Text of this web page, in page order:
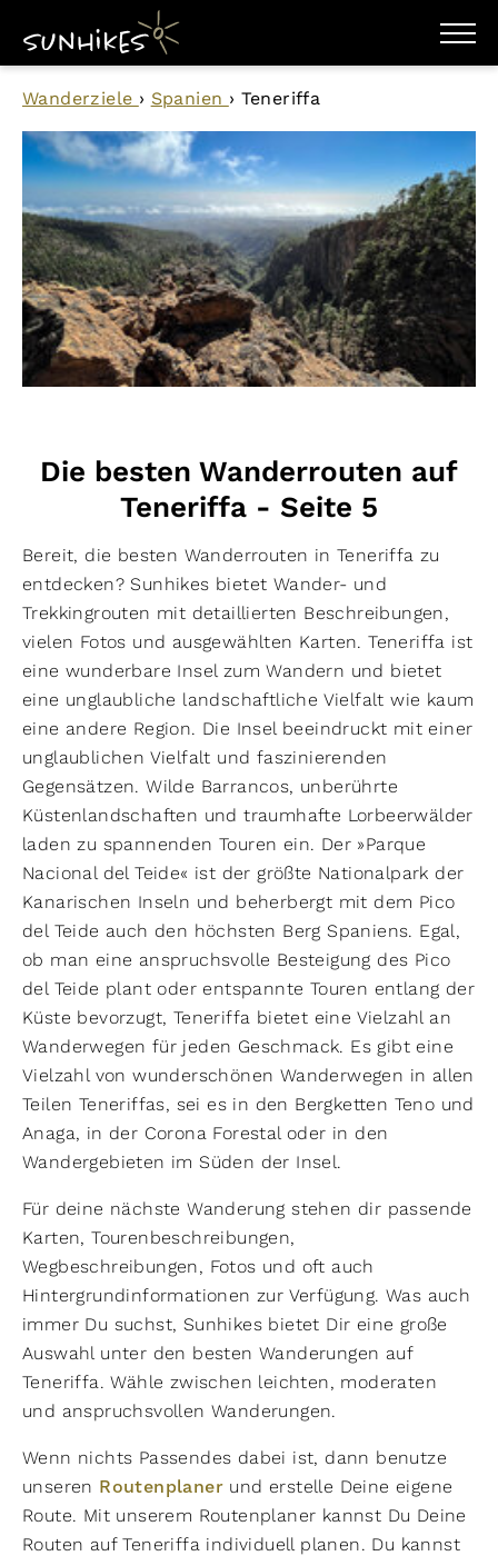
WANDERZIELE
WANDERUNGEN
ENTDECKEN
MAGAZIN
TRAILBOX
PLANER
Wanderziele › Spanien › Teneriffa
Die besten Wanderrouten auf
Teneriffa - Seite 5
Bereit, die besten Wanderrouten in Teneriffa zu
entdecken? Sunhikes bietet Wander- und
Trekkingrouten mit detaillierten Beschreibungen,
vielen Fotos und ausgewählten Karten. Teneriffa ist
eine wunderbare Insel zum Wandern und bietet
eine unglaubliche landschaftliche Vielfalt wie kaum
eine andere Region. Die Insel beeindruckt mit einer
unglaublichen Vielfalt und faszinierenden
Gegensätzen. Wilde Barrancos, unberührte
Küstenlandschaften und traumhafte Lorbeerwälder
laden zu spannenden Touren ein. Der »Parque
Nacional del Teide« ist der größte Nationalpark der
Kanarischen Inseln und beherbergt mit dem Pico
del Teide auch den höchsten Berg Spaniens. Egal,
ob man eine anspruchsvolle Besteigung des Pico
del Teide plant oder entspannte Touren entlang der
Küste bevorzugt, Teneriffa bietet eine Vielzahl an
Wanderwegen für jeden Geschmack. Es gibt eine
Vielzahl von wunderschönen Wanderwegen in allen
Teilen Teneriffas, sei es in den Bergketten Teno und
Anaga, in der Corona Forestal oder in den
Wandergebieten im Süden der Insel.
Für deine nächste Wanderung stehen dir passende
Karten, Tourenbeschreibungen,
Wegbeschreibungen, Fotos und oft auch
Hintergrundinformationen zur Verfügung. Was auch
immer Du suchst, Sunhikes bietet Dir eine große
Auswahl unter den besten Wanderungen auf
Teneriffa. Wähle zwischen leichten, moderaten
und anspruchsvollen Wanderungen.
Wenn nichts Passendes dabei ist, dann benutze
unseren Routenplaner und erstelle Deine eigene
Route. Mit unserem Routenplaner kannst Du Deine
Routen auf Teneriffa individuell planen. Du kannst